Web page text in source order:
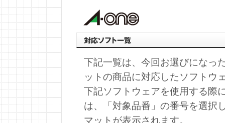
下記一覧は、今回お選びになっ
ットの商品に対応したソフトウ
下記ソフトウェアを使用する際
は、「対象品番」の番号を選択
マットが表示されます。